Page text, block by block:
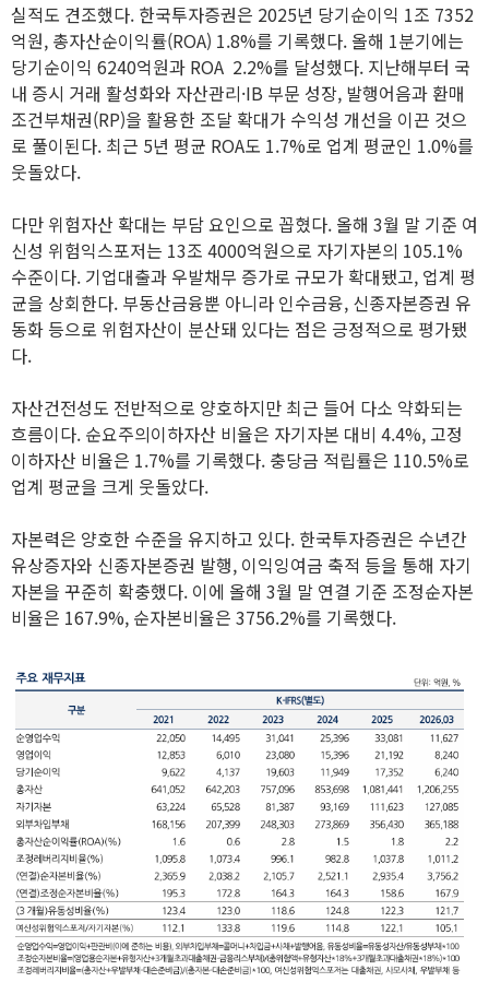
실적도 견조했다. 한국투자증권은 2025년 당기순이익 1조 7352
억원, 총자산순이익률(ROA) 1.8%를 기록했다. 올해 1분기에는
당기순이익 6240억원과 ROA 2.2%를 달성했다. 지난해부터 국
내 증시 거래 활성화와 자산관리·IB 부문 성장, 발행어음과 환매
조건부채권(RP)을 활용한 조달 확대가 수익성 개선을 이끈 것으
로 풀이된다. 최근 5년 평균 ROA도 1.7%로 업계 평균인 1.0%를
웃돌았다.
다만 위험자산 확대는 부담 요인으로 꼽혔다. 올해 3월 말 기준 여
신성 위험익스포저는 13조 4000억원으로 자기자본의 105.1%
수준이다. 기업대출과 우발채무 증가로 규모가 확대됐고, 업계 평
균을 상회한다. 부동산금융뿐 아니라 인수금융, 신종자본증권 유
동화 등으로 위험자산이 분산돼 있다는 점은 긍정적으로 평가됐
다.
자산건전성도 전반적으로 양호하지만 최근 들어 다소 약화되는
흐름이다. 순요주의이하자산 비율은 자기자본 대비 4.4%, 고정
이하자산 비율은 1.7%를 기록했다. 충당금 적립률은 110.5%로
업계 평균을 크게 웃돌았다.
자본력은 양호한 수준을 유지하고 있다. 한국투자증권은 수년간
유상증자와 신종자본증권 발행, 이익잉여금 축적 등을 통해 자기
자본을 꾸준히 확충했다. 이에 올해 3월 말 연결 기준 조정순자본
비율은 167.9%, 순자본비율은 3756.2%를 기록했다.